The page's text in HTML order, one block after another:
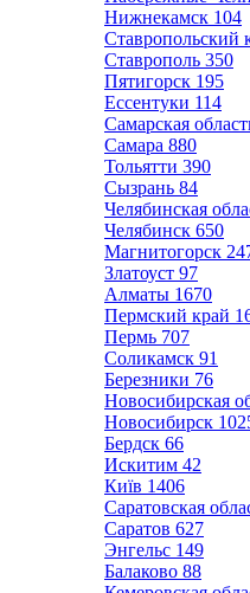
Нижнекамск 104
Ставропольский
Ставрополь 350
Пятигорск 195
Ессентуки 114
Самарская
Самара 880
Тольятти 390
Сызрань 84
Челябинская
Челябинск 650
Магнитогорск
Златоуст 97
Алматы 1670
Пермский край
Пермь 707
Соликамск 91
Березники 76
Новосибирская
Новосибирск
Бердск 66
Искитим 42
Київ 1406
Саратовская
Саратов 627
Энгельс 149
Балаково 88